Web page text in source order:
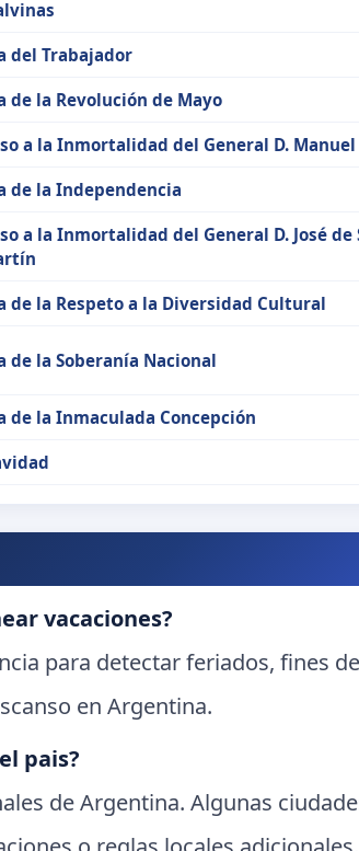
del Trabajador
de la Revolución de Mayo
a la Inmortalidad del General D.
de la Independencia
a la Inmortalidad del General D. José de
de la Respeto a la Diversidad Cultural
de la Soberanía Nacional
de la Inmaculada Concepción
vacaciones?
para detectar feriados, fines
en Argentina.
pais?
de Argentina. Algunas